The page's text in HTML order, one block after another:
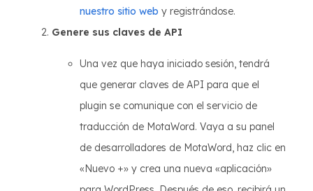
nuestro sitio web y registrándose.
Genere sus claves de API
Una vez que haya iniciado sesión, tendrá
que generar claves de API para que el
plugin se comunique con el servicio de
traducción de MotaWord. Vaya a su panel
de desarrolladores de MotaWord, haz clic en
«Nuevo +» y crea una nueva «aplicación»